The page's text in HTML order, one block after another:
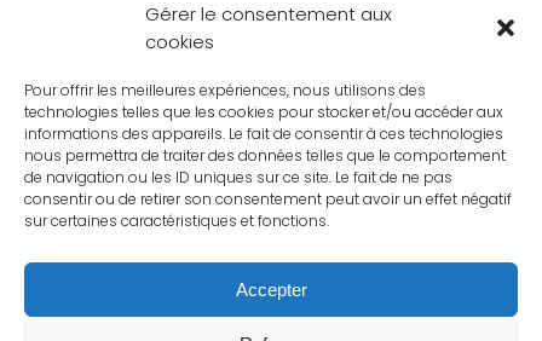
Gérer le consentement aux
cookies
Pour offrir les meilleures expériences, nous utilisons des
technologies telles que les cookies pour stocker et/ou accéder aux
informations des appareils. Le fait de consentir à ces technologies
nous permettra de traiter des données telles que le comportement
de navigation ou les ID uniques sur ce site. Le fait de ne pas
consentir ou de retirer son consentement peut avoir un effet négatif
sur certaines caractéristiques et fonctions.
Accepter
LOGO SIGNATURE MAIL
TÉLÉCHARGER LE LOGO EN DIFFÉRENTS FORMATS